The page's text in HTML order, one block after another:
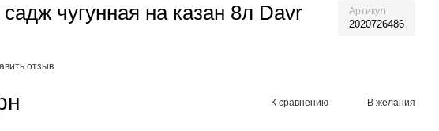
чугунная на казан 8л Davr
Артикул
2020726486
отзыв
К сравнению В желания